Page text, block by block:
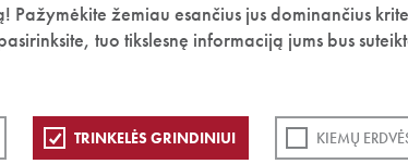
Pažymėkite žemiau esančius jus dominančius
tuo tikslesnę informaciją jums bus
TRINKELĖS GRINDINIUI KIEMŲ